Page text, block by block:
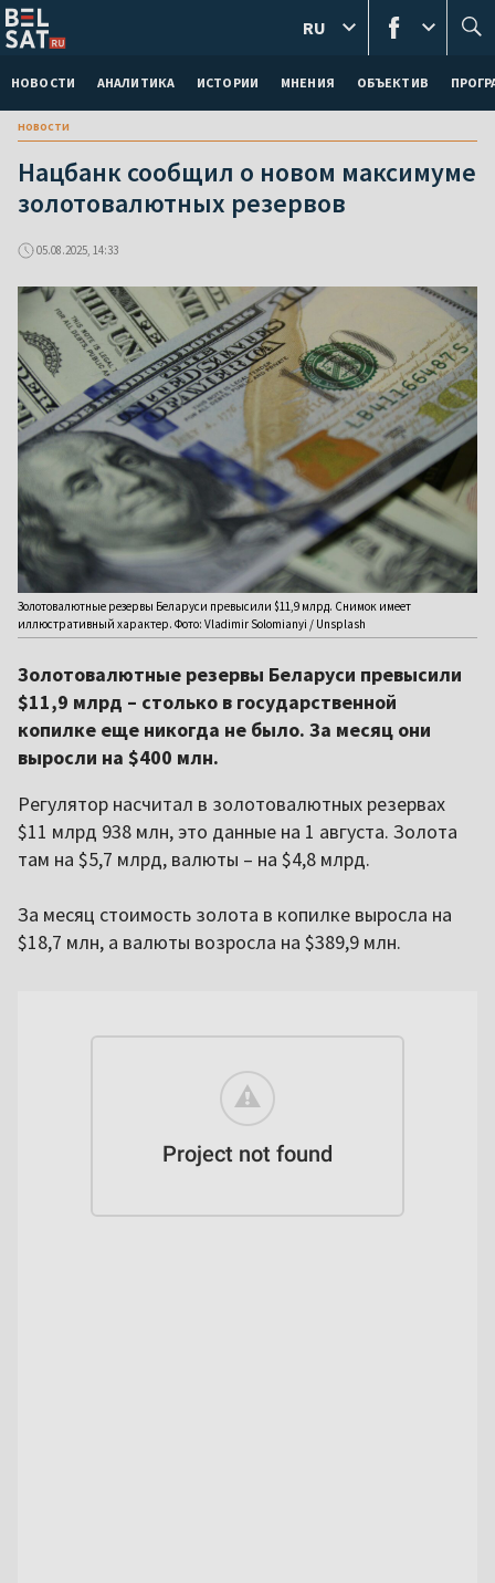
НОВОСТИ АНАЛИТИКА ИСТОРИИ МНЕНИЯ ОБЪЕКТИВ
RU
новости
Нацбанк сообщил о новом максимуме
золотовалютных резервов
05.08.2025, 14:33
Золотовалютные резервы Беларуси превысили $11,9 млрд. Снимок имеет
иллюстративный характер. Фото: Vladimir Solomianyi / Unsplash
Золотовалютные резервы Беларуси превысили
$11,9 млрд – столько в государственной
копилке еще никогда не было. За месяц они
выросли на $400 млн.
Регулятор насчитал в золотовалютных резервах
$11 млрд 938 млн, это данные на 1 августа. Золота
там на $5,7 млрд, валюты – на $4,8 млрд.
За месяц стоимость золота в копилке выросла на
$18,7 млн, а валюты возросла на $389,9 млн.